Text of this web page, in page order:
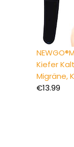
Kiefer
Migräne,
€13.99